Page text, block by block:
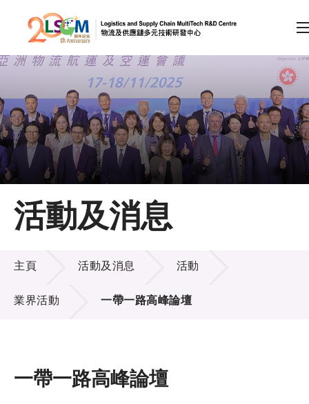
跳到內容（按回車鍵）
會員登入
A A EN 繁 简
主頁
關於LSCM
技術商品化
項目及資助計劃
活動及消息
活動及消息
活動及消息
主頁 活動及消息 活動
業界活動 一帶一路高峰論壇
一帶一路高峰論壇